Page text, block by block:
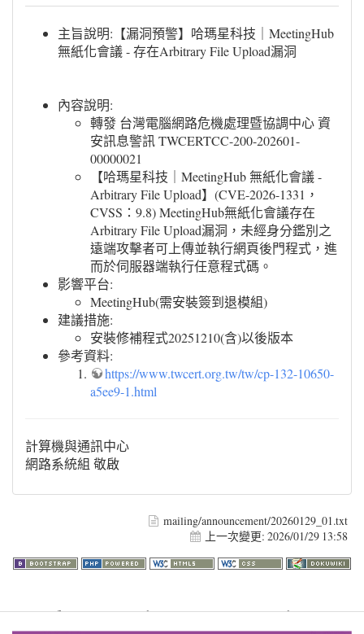
主旨說明:【漏洞預警】哈瑪星科技｜MeetingHub
無紙化會議 - 存在Arbitrary File Upload漏洞
內容說明:
轉發 台灣電腦網路危機處理暨協調中心 資
安訊息警訊 TWCERTCC-200-202601-
00000021
【哈瑪星科技｜MeetingHub 無紙化會議 -
Arbitrary File Upload】(CVE-2026-1331，
CVSS：9.8) MeetingHub無紙化會議存在
Arbitrary File Upload漏洞，未經身分鑑別之
遠端攻擊者可上傳並執行網頁後門程式，進
而於伺服器端執行任意程式碼。
影響平台:
MeetingHub(需安裝簽到退模組)
建議措施:
安裝修補程式20251210(含)以後版本
參考資料:
https://www.twcert.org.tw/tw/cp-132-10650-
a5ee9-1.html
計算機與通訊中心
網路系統組 敬啟
mailing/announcement/20260129_01.txt
上一次變更: 2026/01/29 13:58
Warning: file_get_contents(http://www.geoplugin.net/php.gp?